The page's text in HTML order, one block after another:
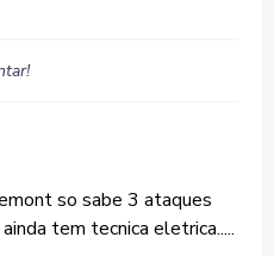
so sabe 3 ataques
tem tecnica eletrica.....